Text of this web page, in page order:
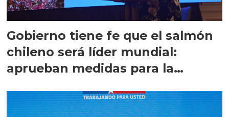
Gobierno tiene fe que el salmón
chileno será líder mundial:
aprueban medidas para la